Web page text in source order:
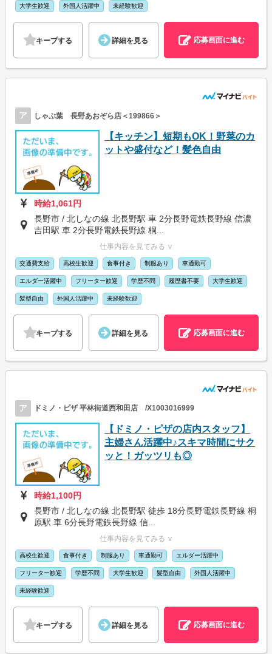
大学生歓迎 外国人活躍中 未経験歓迎
キープする 詳細を見る 応募画面に進む
ア しゃぶ葉 長野あおぞら店＜199866＞
【キッチン】短期もOK！野菜のカ
ットや盛付など！髪色自由
時給1,061円
長野市 / 北しなの線 北長野駅 車 2分長野電鉄長野線 信濃
吉田駅 車 2分長野電鉄長野線 桐...
仕事内容を見てみる ∨
交通費支給 高校生歓迎 食事付き 制服あり 車通勤可
エルダー活躍中 フリーター歓迎 学歴不問 履歴書不要 大学生歓迎
髪型自由 外国人活躍中 未経験歓迎
キープする 詳細を見る 応募画面に進む
ア ドミノ・ピザ 平林街道西和田店 /X1003016999
【ドミノ・ピザの店内スタッフ】
主婦さん活躍中♪スキマ時間にサク
ッと！ガッツリも◎
時給1,100円
長野市 / 北しなの線 北長野駅 徒歩 18分長野電鉄長野線 桐
原駅 車 6分長野電鉄長野線 信...
仕事内容を見てみる ∨
高校生歓迎 食事付き 制服あり 車通勤可 エルダー活躍中
フリーター歓迎 学歴不問 大学生歓迎 髪型自由 外国人活躍中
未経験歓迎
キープする 詳細を見る 応募画面に進む